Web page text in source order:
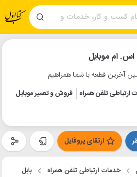
ام موبایل
آخرین قطعه با شما همراهیم
ارتباطی تلفن همراه
فروش و تعمیر موبایل
ارتقای پروفایل
خدمات ارتباطی تلفن همراه بابل